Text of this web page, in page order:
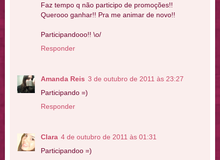
Faz tempo q não participo de promoções!!
Querooo ganhar!! Pra me animar de novo!!
Participandooo!! \o/
Responder
Amanda Reis 3 de outubro de 2011 às 23:27
Participando =)
Responder
Clara 4 de outubro de 2011 às 01:31
Participandoo =)